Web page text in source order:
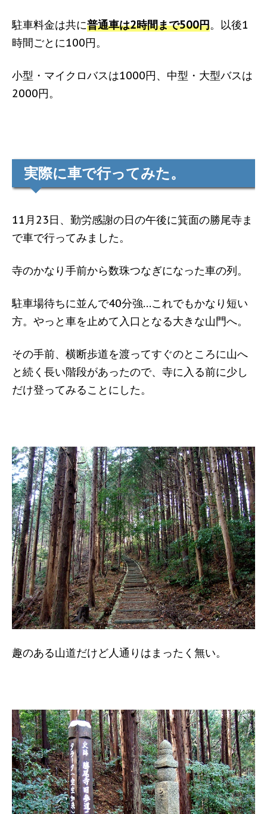
駐車料金は共に普通車は2時間まで500円。以後1
時間ごとに100円。
小型・マイクロバスは1000円、中型・大型バスは
2000円。
実際に車で行ってみた。
11月23日、勤労感謝の日の午後に箕面の勝尾寺ま
で車で行ってみました。
寺のかなり手前から数珠つなぎになった車の列。
駐車場待ちに並んで40分強…これでもかなり短い
方。やっと車を止めて入口となる大きな山門へ。
その手前、横断歩道を渡ってすぐのところに山へ
と続く長い階段があったので、寺に入る前に少し
だけ登ってみることにした。
趣のある山道だけど人通りはまったく無い。